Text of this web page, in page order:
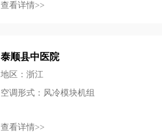
查看详情>>
泰顺县中医院
地区：浙江
空调形式：风冷模块机组
查看详情>>